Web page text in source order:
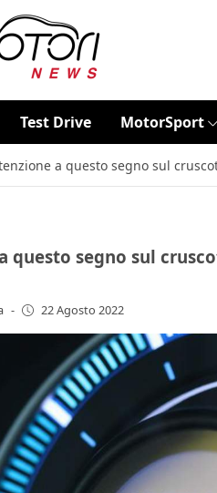
Test Drive MotorSport
a questo segno sul
questo segno sul
- 22 Agosto 2022